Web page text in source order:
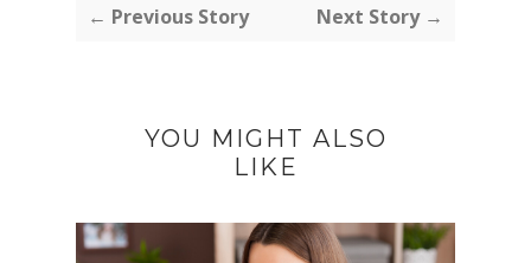
← Previous Story Next Story →
YOU MIGHT ALSO
LIKE